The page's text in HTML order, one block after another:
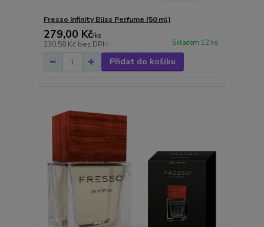
Fresso Infinity Bliss Perfume (50 ml)
279,00 Kč/ks
230,58 Kč bez DPH Skladem 12 ks
Přidat do košíku